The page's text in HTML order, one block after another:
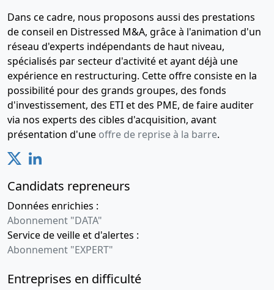
Dans ce cadre, nous proposons aussi des prestations
de conseil en Distressed M&A, grâce à l'animation d'un
réseau d'experts indépendants de haut niveau,
spécialisés par secteur d'activité et ayant déjà une
expérience en restructuring. Cette offre consiste en la
possibilité pour des grands groupes, des fonds
d'investissement, des ETI et des PME, de faire auditer
via nos experts des cibles d'acquisition, avant
présentation d'une offre de reprise à la barre.
Candidats repreneurs
Données enrichies :
Abonnement "DATA"
Service de veille et d'alertes :
Abonnement "EXPERT"
Entreprises en difficulté